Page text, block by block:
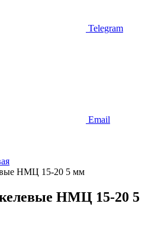
Telegram
Email
НМЦ 15-20 5 мм
НМЦ 15-20 5